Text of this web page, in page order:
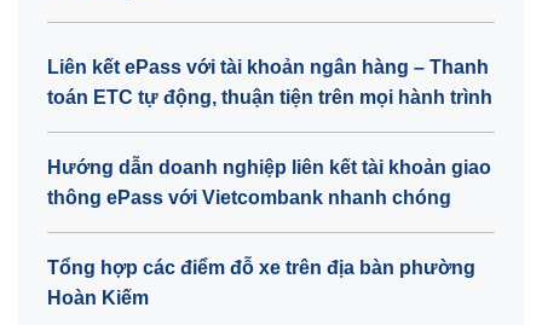
Liên kết ePass với tài khoản ngân hàng – Thanh
toán ETC tự động, thuận tiện trên mọi hành trình
Hướng dẫn doanh nghiệp liên kết tài khoản giao
thông ePass với Vietcombank nhanh chóng
Tổng hợp các điểm đỗ xe trên địa bàn phường
Hoàn Kiếm